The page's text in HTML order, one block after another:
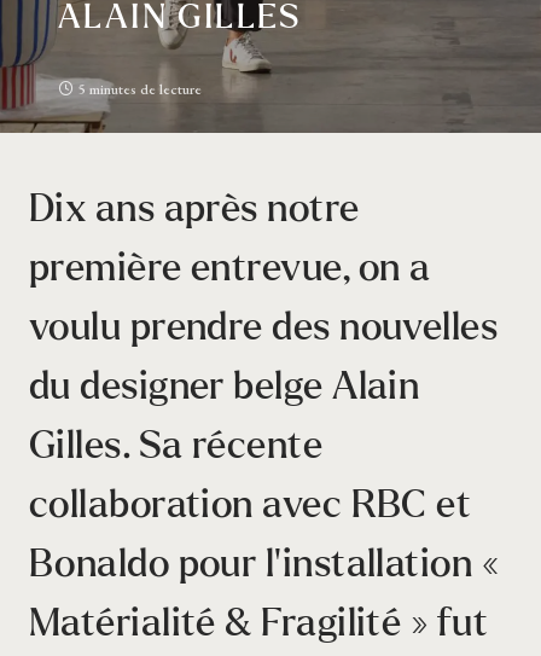
ALAIN GILLES
5 minutes de lecture
Dix ans après notre
première entrevue, on a
voulu prendre des nouvelles
du designer belge Alain
Gilles. Sa récente
collaboration avec RBC et
Bonaldo pour l’installation «
Matérialité & Fragilité » fut